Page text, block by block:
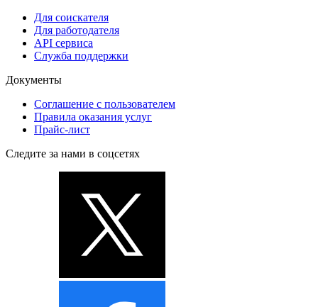
Для соискателя
Для работодателя
API сервиса
Служба поддержки
Документы
Соглашение с пользователем
Правила оказания услуг
Прайс-лист
Следите за нами в соцсетях